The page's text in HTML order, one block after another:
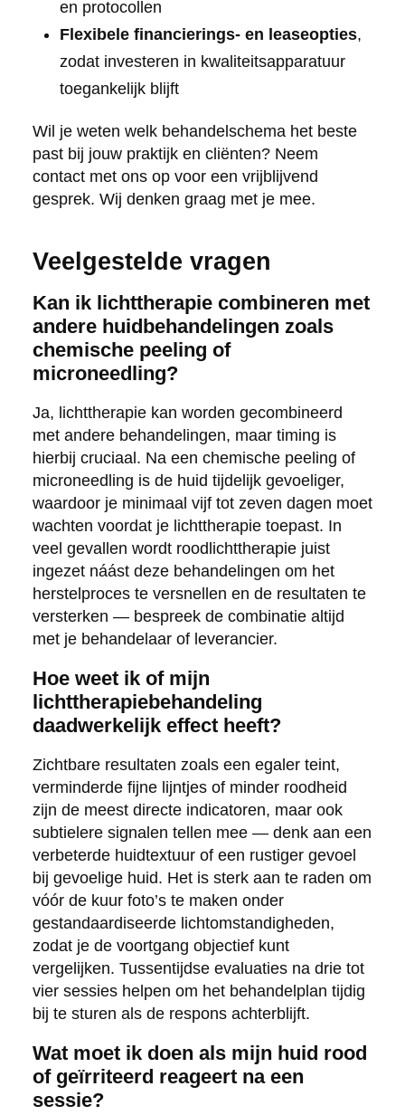
en protocollen
Flexibele financierings- en leaseopties,
zodat investeren in kwaliteitsapparatuur
toegankelijk blijft
Wil je weten welk behandelschema het beste
past bij jouw praktijk en cliënten? Neem
contact met ons op voor een vrijblijvend
gesprek. Wij denken graag met je mee.
Veelgestelde vragen
Kan ik lichttherapie combineren met
andere huidbehandelingen zoals
chemische peeling of
microneedling?
Ja, lichttherapie kan worden gecombineerd
met andere behandelingen, maar timing is
hierbij cruciaal. Na een chemische peeling of
microneedling is de huid tijdelijk gevoeliger,
waardoor je minimaal vijf tot zeven dagen moet
wachten voordat je lichttherapie toepast. In
veel gevallen wordt roodlichttherapie juist
ingezet náást deze behandelingen om het
herstelproces te versnellen en de resultaten te
versterken — bespreek de combinatie altijd
met je behandelaar of leverancier.
Hoe weet ik of mijn
lichttherapiebehandeling
daadwerkelijk effect heeft?
Zichtbare resultaten zoals een egaler teint,
verminderde fijne lijntjes of minder roodheid
zijn de meest directe indicatoren, maar ook
subtielere signalen tellen mee — denk aan een
verbeterde huidtextuur of een rustiger gevoel
bij gevoelige huid. Het is sterk aan te raden om
vóór de kuur foto’s te maken onder
gestandaardiseerde lichtomstandigheden,
zodat je de voortgang objectief kunt
vergelijken. Tussentijdse evaluaties na drie tot
vier sessies helpen om het behandelplan tijdig
bij te sturen als de respons achterblijft.
Wat moet ik doen als mijn huid rood
of geïrriteerd reageert na een
sessie?